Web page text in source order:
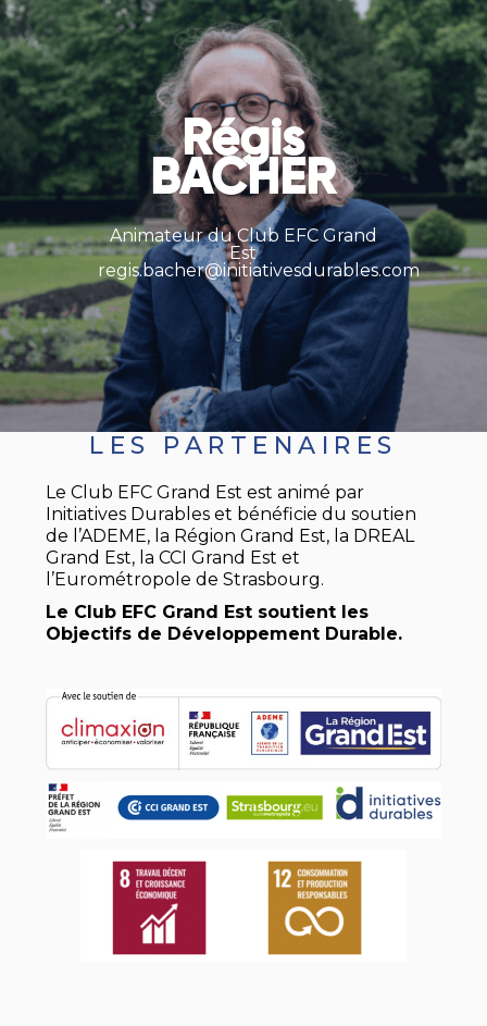
Régis
BACHER
Animateur du Club EFC Grand
Est
regis.bacher@initiativesdurables.com
LES PARTENAIRES
Le Club EFC Grand Est est animé par
Initiatives Durables et bénéficie du soutien
de l’ADEME, la Région Grand Est, la DREAL
Grand Est, la CCI Grand Est et
l’Eurométropole de Strasbourg.
Le Club EFC Grand Est soutient les
Objectifs de Développement Durable.